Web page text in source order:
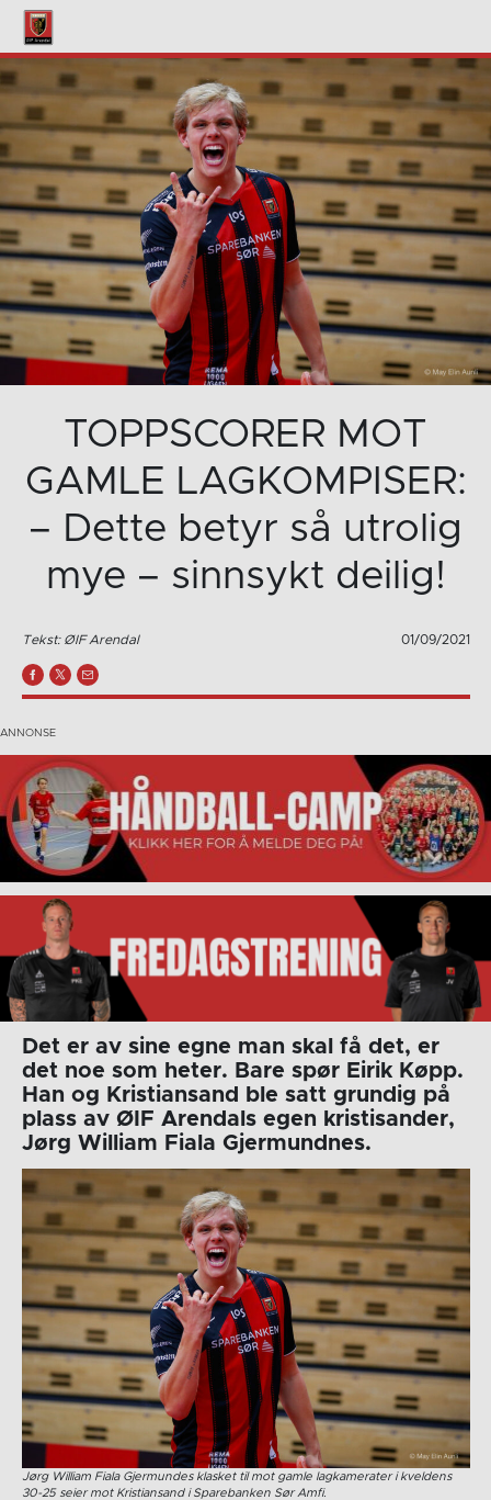
TOPPSCORER MOT
GAMLE LAGKOMPISER:
– Dette betyr så utrolig
mye – sinnsykt deilig!
Tekst: ØIF Arendal 01/09/2021
Det er av sine egne man skal få det, er
det noe som heter. Bare spør Eirik Køpp.
Han og Kristiansand ble satt grundig på
plass av ØIF Arendals egen kristisander,
Jørg William Fiala Gjermundnes.
Jørg William Fiala Gjermundes klasket til mot gamle lagkamerater i kveldens
30-25 seier mot Kristiansand i Sparebanken Sør Amfi.